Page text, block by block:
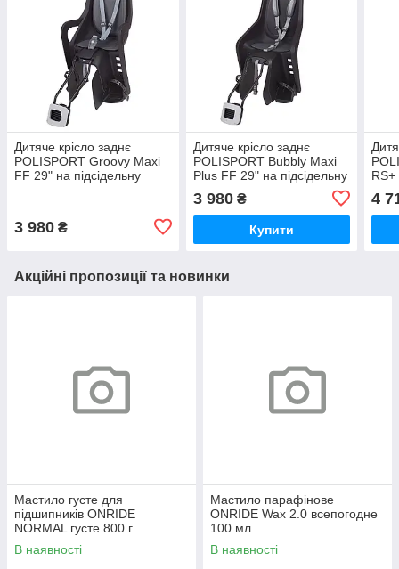
Дитяче крісло заднє
POLISPORT Groovy Maxi
FF 29" на підсідельну
3 980 ₴
Дитяче крісло заднє
POLISPORT Bubbly Maxi
Plus FF 29" на підсідельну
чорне/
3 980₴
Купити
RS+
4
Акційні пропозиції та новинки
Мастило густе для
підшипників ONRIDE
NORMAL густе 800 г
(металева банка)
В наявності
Мастило парафінове
ONRIDE Wax 2.0 всепогодне
100 мл
В наявності